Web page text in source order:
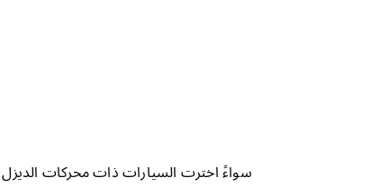
سواءً اخترت السيارات ذات محركات الديزل